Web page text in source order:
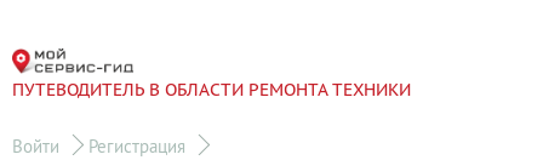
ПУТЕВОДИТЕЛЬ В ОБЛАСТИ РЕМОНТА ТЕХНИКИ
Войти Регистрация